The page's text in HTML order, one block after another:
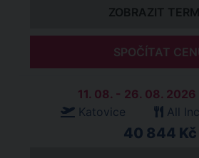
ZOBRAZIT
SPOČÍTAT
11. 08. - 26. 08.
Katovice
All
40 844 Kč